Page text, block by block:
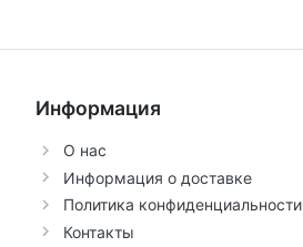
Информация
О нас
Информация о доставке
Политика конфиденциальности
Контакты